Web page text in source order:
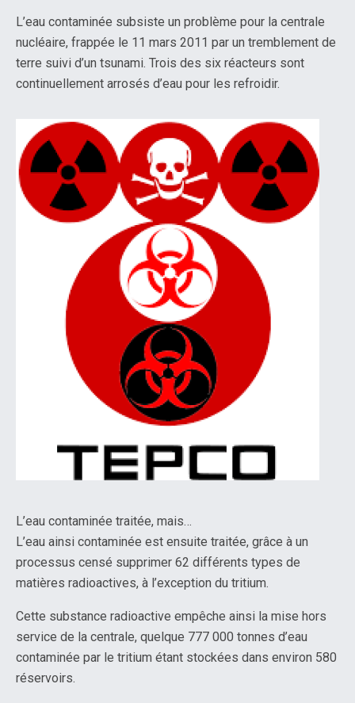
L’eau contaminée subsiste un problème pour la centrale
nucléaire, frappée le 11 mars 2011 par un tremblement de
terre suivi d’un tsunami. Trois des six réacteurs sont
continuellement arrosés d’eau pour les refroidir.
L’eau contaminée traitée, mais…
L’eau ainsi contaminée est ensuite traitée, grâce à un
processus censé supprimer 62 différents types de
matières radioactives, à l’exception du tritium.
Cette substance radioactive empêche ainsi la mise hors
service de la centrale, quelque 777 000 tonnes d’eau
contaminée par le tritium étant stockées dans environ 580
réservoirs.